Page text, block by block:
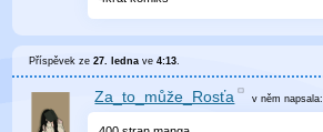
Příspěvek ze27. ledna ve4:13
Za_to_může_Rosťa v němnapsala: